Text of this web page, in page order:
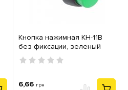
Кнопка нажимная КН-11В
без фиксации, зеленый
6,66 грн